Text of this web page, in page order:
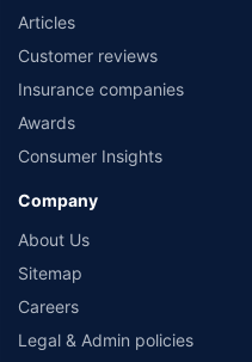
Articles
Customer reviews
Insurance companies
Awards
Consumer Insights
Company
About Us
Sitemap
Careers
Legal & Admin policies